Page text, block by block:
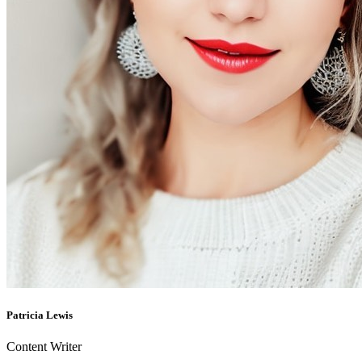
Patricia Lewis
Content Writer